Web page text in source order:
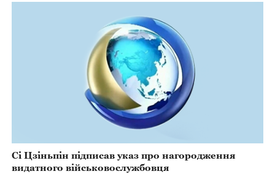
Сі Цзіньпін підписав указ про нагородження
видатного військовослужбовця